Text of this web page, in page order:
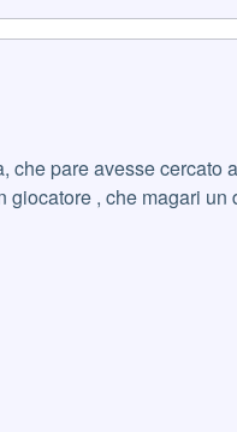
pare avesse cercato
, che magari un